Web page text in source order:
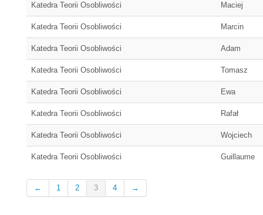
Katedra Teorii Osobliwości Maciej
Katedra Teorii Osobliwości Marcin
Katedra Teorii Osobliwości Adam
Katedra Teorii Osobliwości Tomasz
Katedra Teorii Osobliwości Ewa
Katedra Teorii Osobliwości Rafał
Katedra Teorii Osobliwości Wojciech
Katedra Teorii Osobliwości Guillaume
← 1 2 3 4 →